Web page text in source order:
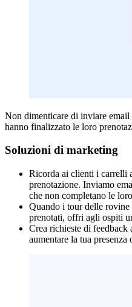
Non dimenticare di inviare
hanno finalizzato le loro
Soluzioni di marketing
Ricorda ai clienti i carrelli
prenotazione. Inviamo
che non completano le
Quando i tour delle rovine
prenotati, offri agli ospiti
Crea richieste di feedback
aumentare la tua